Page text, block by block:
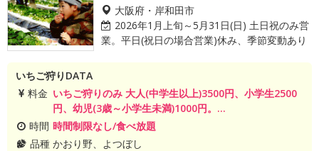
大阪府・岸和田市
2026年1月上旬～5月31日(日) 土日祝のみ営
業。平日(祝日の場合営業)休み、季節変動あり
いちご狩りDATA
料金 いちご狩りのみ 大人(中学生以上)3500円、小学生2500
円、幼児(3歳～小学生未満)1000円。...
時間 時間制限なし/食べ放題
品種 かおり野、よつぼし